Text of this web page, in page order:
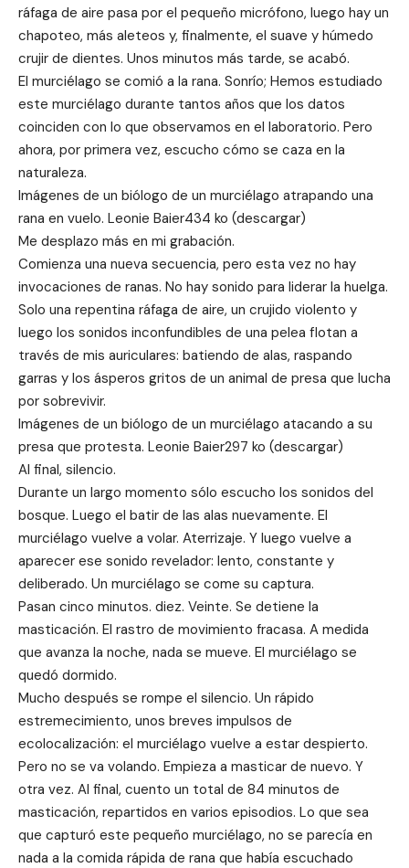
ráfaga de aire pasa por el pequeño micrófono, luego hay un
chapoteo, más aleteos y, finalmente, el suave y húmedo
crujir de dientes. Unos minutos más tarde, se acabó.
El murciélago se comió a la rana. Sonrío; Hemos estudiado
este murciélago durante tantos años que los datos
coinciden con lo que observamos en el laboratorio. Pero
ahora, por primera vez, escucho cómo se caza en la
naturaleza.
Imágenes de un biólogo de un murciélago atrapando una
rana en vuelo. Leonie Baier434 ko (descargar)
Me desplazo más en mi grabación.
Comienza una nueva secuencia, pero esta vez no hay
invocaciones de ranas. No hay sonido para liderar la huelga.
Solo una repentina ráfaga de aire, un crujido violento y
luego los sonidos inconfundibles de una pelea flotan a
través de mis auriculares: batiendo de alas, raspando
garras y los ásperos gritos de un animal de presa que lucha
por sobrevivir.
Imágenes de un biólogo de un murciélago atacando a su
presa que protesta. Leonie Baier297 ko (descargar)
Al final, silencio.
Durante un largo momento sólo escucho los sonidos del
bosque. Luego el batir de las alas nuevamente. El
murciélago vuelve a volar. Aterrizaje. Y luego vuelve a
aparecer ese sonido revelador: lento, constante y
deliberado. Un murciélago se come su captura.
Pasan cinco minutos. diez. Veinte. Se detiene la
masticación. El rastro de movimiento fracasa. A medida
que avanza la noche, nada se mueve. El murciélago se
quedó dormido.
Mucho después se rompe el silencio. Un rápido
estremecimiento, unos breves impulsos de
ecolocalización: el murciélago vuelve a estar despierto.
Pero no se va volando. Empieza a masticar de nuevo. Y
otra vez. Al final, cuento un total de 84 minutos de
masticación, repartidos en varios episodios. Lo que sea
que capturó este pequeño murciélago, no se parecía en
nada a la comida rápida de rana que había escuchado